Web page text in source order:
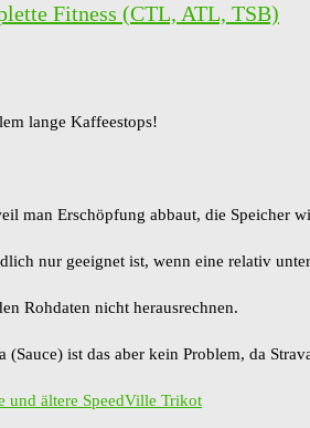
Fitness (CTL, ATL, TSB)
lange Kaffeestops!
man Erschöpfung abbaut, die Speicher
nur geeignet ist, wenn eine relativ
Rohdaten nicht herausrechnen.
ist das aber kein Problem, da